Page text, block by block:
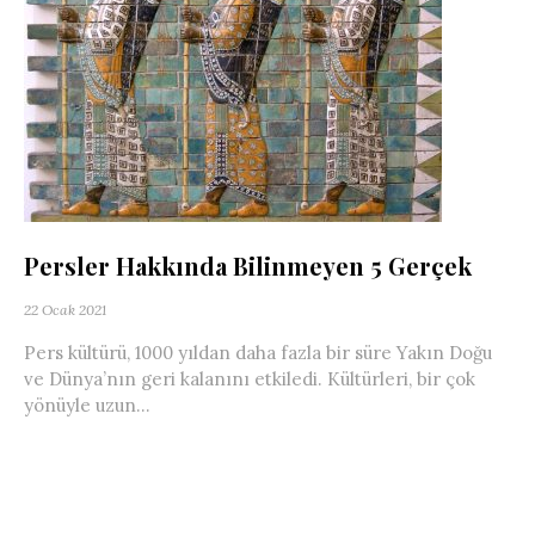
Persler Hakkında Bilinmeyen 5 Gerçek
22 Ocak 2021
Pers kültürü, 1000 yıldan daha fazla bir süre Yakın Doğu
ve Dünya’nın geri kalanını etkiledi. Kültürleri, bir çok
yönüyle uzun...